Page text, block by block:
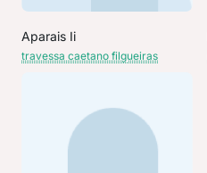
Aparais Ii
travessa caetano filgueiras